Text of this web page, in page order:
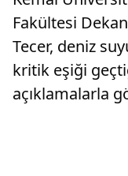
Fakültesi
Tecer, deniz
kritik eşiği
açıklamalarla